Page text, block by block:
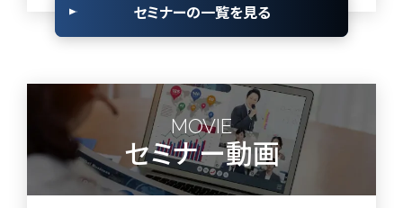
セミナーの一覧を見る
MOVIE
セミナー動画